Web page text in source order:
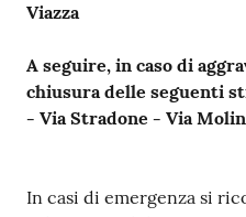
Viazza
A seguire, in caso di
chiusura delle seguenti
- Via Stradone - Via
In casi di emergenza si